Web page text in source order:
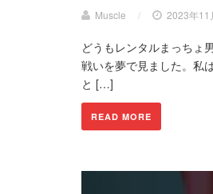
Muscle / 2023年11
どうもレンタルまっちょ
戦いを夢で見ました。私
と […]
READ MORE